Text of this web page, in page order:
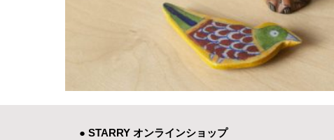
● STARRY オンラインショップ